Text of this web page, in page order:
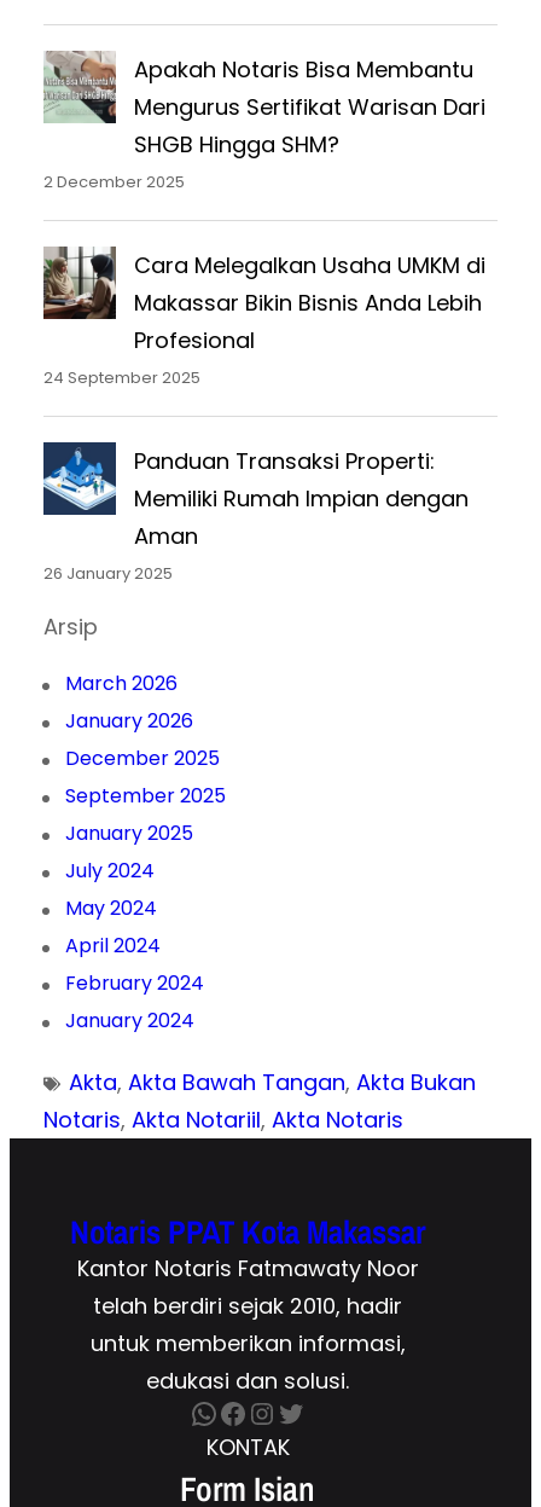
Apakah Notaris Bisa Membantu
Mengurus Sertifikat Warisan Dari
SHGB Hingga SHM?
2 December 2025
Cara Melegalkan Usaha UMKM di
Makassar Bikin Bisnis Anda Lebih
Profesional
24 September 2025
Panduan Transaksi Properti:
Memiliki Rumah Impian dengan
Aman
26 January 2025
Arsip
March 2026
January 2026
December 2025
September 2025
January 2025
July 2024
May 2024
April 2024
February 2024
January 2024
Akta, Akta Bawah Tangan, Akta Bukan
Notaris, Akta Notariil, Akta Notaris
Notaris PPAT Kota Makassar
Kantor Notaris Fatmawaty Noor
telah berdiri sejak 2010, hadir
untuk memberikan informasi,
edukasi dan solusi.
WhatsApp Facebook InstagramTwitter
KONTAK
Form Isian